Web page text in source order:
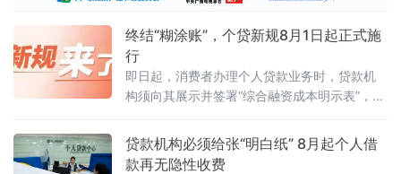
终结“糊涂账”，个贷新规8月1日起正式施
行
即日起，消费者办理个人贷款业务时，贷款机
构须向其展示并签署“综合融资成本明示表”，逐
人贷款领域长期存在的息费不透明、隐性收费
等问题迎来系统性整治。终结“糊涂账”：一份表
贷款机构必须给张“明白纸” 8月起个人借
款再无隐性收费